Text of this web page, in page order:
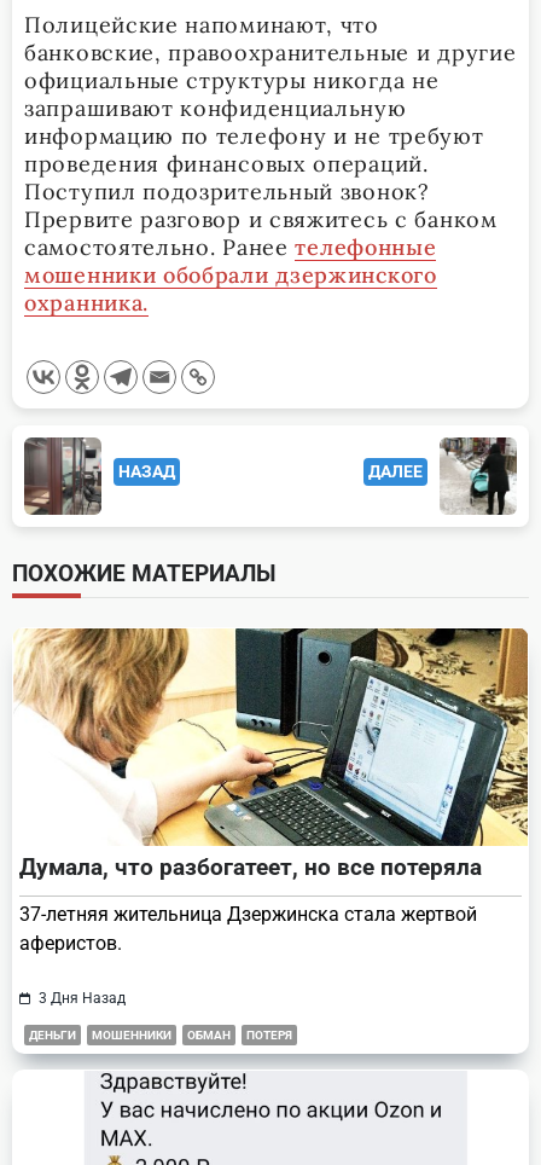
Полицейские напоминают, что
банковские, правоохранительные и другие
официальные структуры никогда не
запрашивают конфиденциальную
информацию по телефону и не требуют
проведения финансовых операций.
Поступил подозрительный звонок?
Прервите разговор и свяжитесь с банком
самостоятельно. Ранеетелефонные
мошенники обобрали дзержинского
охранника.
<span
class="nav-
subtitle
screen-
reader-
text">Page</span>
НАЗАД ДАЛЕЕ
ПОХОЖИЕ МАТЕРИАЛЫ
Думала, что разбогатеет, но все потеряла
37-летняя жительница Дзержинска стала жертвой
аферистов.
3 Дня Назад
ДЕНЬГИ МОШЕННИКИ ОБМАН ПОТЕРЯ